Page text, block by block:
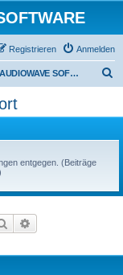
Anmelden
Registrieren
AUDIOWAVE SOFTWARE Support
entgegen. (Beiträge
Suche